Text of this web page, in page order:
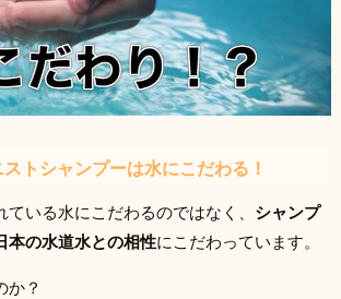
トシャンプーは水にこだわる！
いる水にこだわるのではなく、 シャンプ
本の水道水との相性にこだわっています。
か？